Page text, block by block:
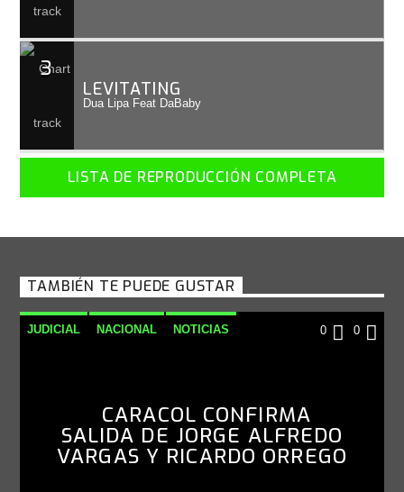
3
LEVITATING
Dua Lipa Feat DaBaby
LISTA DE REPRODUCCIÓN COMPLETA
TAMBIÉN TE PUEDE GUSTAR
JUDICIAL NACIONAL NOTICIAS 0 0
CARACOL CONFIRMA
SALIDA DE JORGE ALFREDO
VARGAS Y RICARDO ORREGO